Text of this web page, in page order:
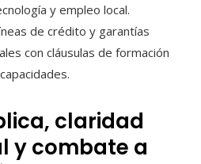
y empleo local.
de crédito y garantías
con cláusulas de formación
claridad
y combate a